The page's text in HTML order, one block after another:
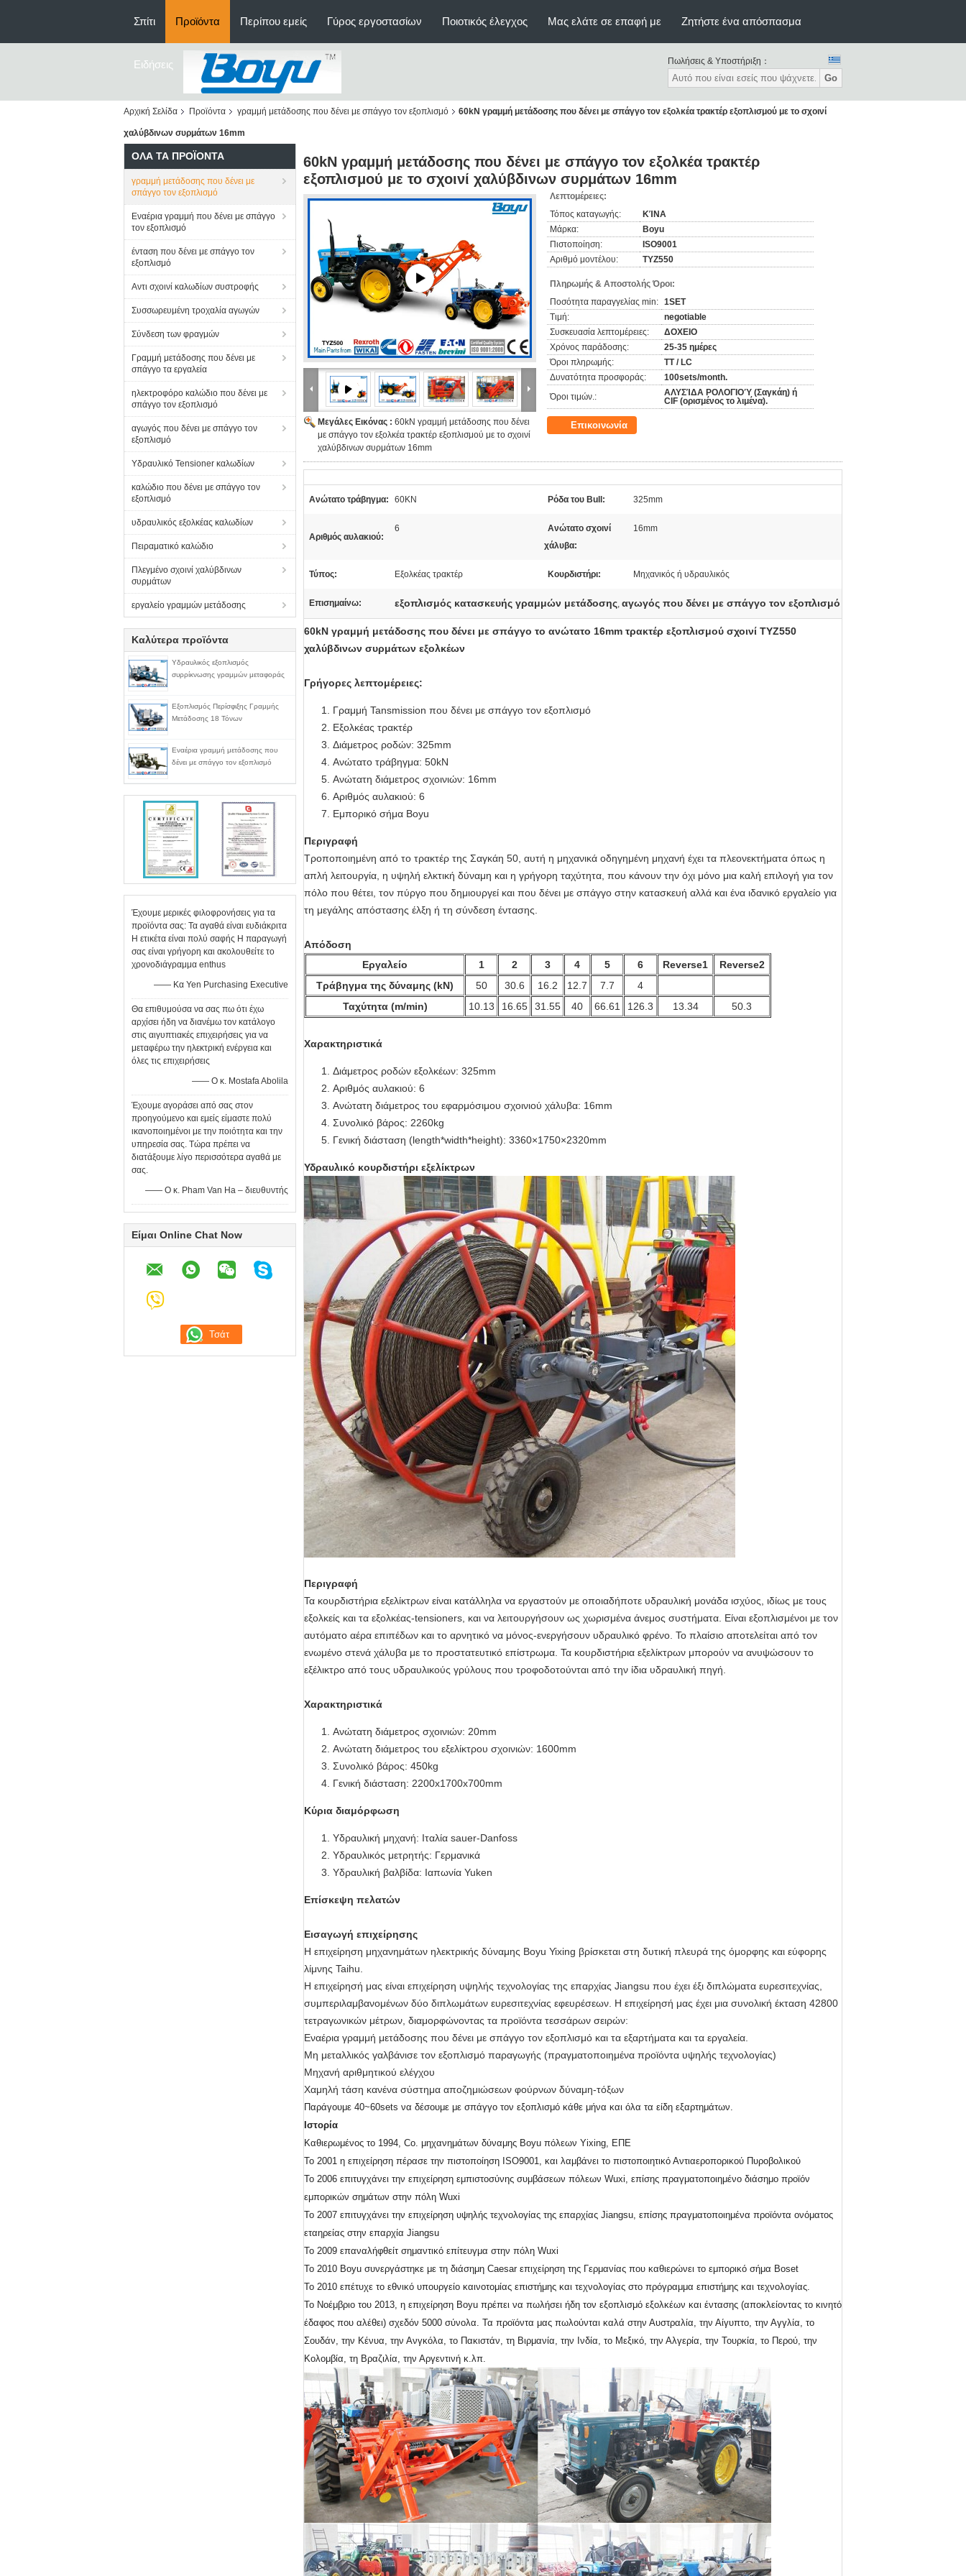
Σπίτι Προϊόντα Περίπου εμείς Γύρος εργοστασίων Ποιοτικός έλεγχος Μας ελάτε σε επαφή με Ζητήστε ένα απόσπασμα
Ειδήσεις Πωλήσεις & Υποστήριξη：
Go
Αρχική Σελίδα Προϊόντα γραμμή μετάδοσης που δένει με σπάγγο τον εξοπλισμό 60kN γραμμή μετάδοσης που δένει με σπάγγο τον εξολκέα τρακτέρ εξοπλισμού με το σχοινί
χαλύβδινων συρμάτων 16mm
ΌΛΑ ΤΑ ΠΡΟΪΌΝΤΑ
γραμμή μετάδοσης που δένει με
σπάγγο τον εξοπλισμό
Εναέρια γραμμή που δένει με σπάγγο
τον εξοπλισμό
ένταση που δένει με σπάγγο τον
εξοπλισμό
Αντι σχοινί καλωδίων συστροφής
Συσσωρευμένη τροχαλία αγωγών
Σύνδεση των φραγμών
Γραμμή μετάδοσης που δένει με
σπάγγο τα εργαλεία
ηλεκτροφόρο καλώδιο που δένει με
σπάγγο τον εξοπλισμό
αγωγός που δένει με σπάγγο τον
εξοπλισμό
Υδραυλικό Tensioner καλωδίων
καλώδιο που δένει με σπάγγο τον
εξοπλισμό
υδραυλικός εξολκέας καλωδίων
Πειραματικό καλώδιο
Πλεγμένο σχοινί χαλύβδινων
συρμάτων
εργαλείο γραμμών μετάδοσης
Καλύτερα προϊόντα
Υδραυλικός εξοπλισμός
συρρίκνωσης γραμμών μεταφοράς
Εξοπλισμός Περίσφιξης Γραμμής
Μετάδοσης 18 Τόνων
Εναέρια γραμμή μετάδοσης που
δένει με σπάγγο τον εξοπλισμό
Έχουμε μερικές φιλοφρονήσεις για τα
προϊόντα σας: Τα αγαθά είναι ευδιάκριτα
Η ετικέτα είναι πολύ σαφής Η παραγωγή
σας είναι γρήγορη και ακολουθείτε το
χρονοδιάγραμμα enthus
—— Κα Yen Purchasing Executive
Θα επιθυμούσα να σας πω ότι έχω
αρχίσει ήδη να διανέμω τον κατάλογο
στις αιγυπτιακές επιχειρήσεις για να
μεταφέρω την ηλεκτρική ενέργεια και
όλες τις επιχειρήσεις
—— Ο κ. Mostafa Abolila
Έχουμε αγοράσει από σας στον
προηγούμενο και εμείς είμαστε πολύ
ικανοποιημένοι με την ποιότητα και την
υπηρεσία σας. Τώρα πρέπει να
διατάξουμε λίγο περισσότερα αγαθά με
σας.
—— Ο κ. Pham Van Ha – διευθυντής
Είμαι Online Chat Now
60kN γραμμή μετάδοσης που δένει με σπάγγο τον εξολκέα τρακτέρ
εξοπλισμού με το σχοινί χαλύβδινων συρμάτων 16mm
Μεγάλες Εικόνας : 60kN γραμμή μετάδοσης που δένει
με σπάγγο τον εξολκέα τρακτέρ εξοπλισμού με το σχοινί
χαλύβδινων συρμάτων 16mm
Λεπτομέρειες:
Τόπος καταγωγής:
ΚΊΝΑ
Μάρκα:
Boyu
Πιστοποίηση:
ISO9001
Αριθμό μοντέλου:
TYZ550
Πληρωμής & Αποστολής Όροι:
Ποσότητα παραγγελίας min: 1SET
Τιμή:
negotiable
Συσκευασία λεπτομέρειες:
ΔΟΧΕΙΟ
Χρόνος παράδοσης:
25-35 ημέρες
Όροι πληρωμής:
TT / LC
Δυνατότητα προσφοράς:
100sets/month.
Όροι τιμών.:
ΑΛΥΣΊΔΑ ΡΟΛΟΓΙΟΎ (Σαγκάη) ή
CIF (ορισμένος το λιμένα).
Επικοινωνία
Ανώτατο τράβηγμα: 60KN Ρόδα του Bull: 325mm
Αριθμός αυλακιού:
6
Ανώτατο σχοινί
χάλυβα:
16mm
Τύπος: Εξολκέας τρακτέρ Κουρδιστήρι: Μηχανικός ή υδραυλικός
Επισημαίνω: εξοπλισμός κατασκευής γραμμών μετάδοσης, αγωγός που δένει με σπάγγο τον εξοπλισμό
60kN γραμμή μετάδοσης που δένει με σπάγγο το ανώτατο 16mm τρακτέρ εξοπλισμού σχοινί TYZ550
χαλύβδινων συρμάτων εξολκέων
Γρήγορες λεπτομέρειες:
Γραμμή Tansmission που δένει με σπάγγο τον εξοπλισμό
Εξολκέας τρακτέρ
Διάμετρος ροδών: 325mm
Ανώτατο τράβηγμα: 50kN
Ανώτατη διάμετρος σχοινιών: 16mm
Αριθμός αυλακιού: 6
Εμπορικό σήμα Boyu
Περιγραφή
Τροποποιημένη από το τρακτέρ της Σαγκάη 50, αυτή η μηχανικά οδηγημένη μηχανή έχει τα πλεονεκτήματα όπως η
απλή λειτουργία, η υψηλή ελκτική δύναμη και η γρήγορη ταχύτητα, που κάνουν την όχι μόνο μια καλή επιλογή για τον
πόλο που θέτει, τον πύργο που δημιουργεί και που δένει με σπάγγο στην κατασκευή αλλά και ένα ιδανικό εργαλείο για
τη μεγάλης απόστασης έλξη ή τη σύνδεση έντασης.
Απόδοση
Εργαλείο
1 2 3 4 5 6 Reverse1
Reverse2
Τράβηγμα της δύναμης (kN)
50 30.6 16.2 12.7 7.7
4
Ταχύτητα (m/min)
10.13 16.65 31.55 40 66.61 126.3 13.34 50.3
Χαρακτηριστικά
Διάμετρος ροδών εξολκέων: 325mm
Αριθμός αυλακιού: 6
Ανώτατη διάμετρος του εφαρμόσιμου σχοινιού χάλυβα: 16mm
Συνολικό βάρος: 2260kg
Γενική διάσταση (length*width*height): 3360×1750×2320mm
Υδραυλικό κουρδιστήρι εξελίκτρων
Περιγραφή
Τα κουρδιστήρια εξελίκτρων είναι κατάλληλα να εργαστούν με οποιαδήποτε υδραυλική μονάδα ισχύος, ιδίως με τους
εξολκείς και τα εξολκέας-tensioners, και να λειτουργήσουν ως χωρισμένα άνεμος συστήματα. Είναι εξοπλισμένοι με τον
αυτόματο αέρα επιπέδων και το αρνητικό να μόνος-ενεργήσουν υδραυλικό φρένο. Το πλαίσιο αποτελείται από τον
ενωμένο στενά χάλυβα με το προστατευτικό επίστρωμα. Τα κουρδιστήρια εξελίκτρων μπορούν να ανυψώσουν το
εξέλικτρο από τους υδραυλικούς γρύλους που τροφοδοτούνται από την ίδια υδραυλική πηγή.
Χαρακτηριστικά
Ανώτατη διάμετρος σχοινιών: 20mm
Ανώτατη διάμετρος του εξελίκτρου σχοινιών: 1600mm
Συνολικό βάρος: 450kg
Γενική διάσταση: 2200x1700x700mm
Κύρια διαμόρφωση
Υδραυλική μηχανή: Ιταλία sauer-Danfoss
Υδραυλικός μετρητής: Γερμανικά
Υδραυλική βαλβίδα: Ιαπωνία Yuken
Επίσκεψη πελατών
Εισαγωγή επιχείρησης
Η επιχείρηση μηχανημάτων ηλεκτρικής δύναμης Boyu Yixing βρίσκεται στη δυτική πλευρά της όμορφης και εύφορης
λίμνης Taihu.
Η επιχείρησή μας είναι επιχείρηση υψηλής τεχνολογίας της επαρχίας Jiangsu που έχει έξι διπλώματα ευρεσιτεχνίας,
συμπεριλαμβανομένων δύο διπλωμάτων ευρεσιτεχνίας εφευρέσεων. Η επιχείρησή μας έχει μια συνολική έκταση 42800
τετραγωνικών μέτρων, διαμορφώνοντας τα προϊόντα τεσσάρων σειρών:
Εναέρια γραμμή μετάδοσης που δένει με σπάγγο τον εξοπλισμό και τα εξαρτήματα και τα εργαλεία.
Μη μεταλλικός γαλβάνισε τον εξοπλισμό παραγωγής (πραγματοποιημένα προϊόντα υψηλής τεχνολογίας)
Μηχανή αριθμητικού ελέγχου
Χαμηλή τάση κανένα σύστημα αποζημιώσεων φούρνων δύναμη-τόξων
Παράγουμε 40~60sets να δέσουμε με σπάγγο τον εξοπλισμό κάθε μήνα και όλα τα είδη εξαρτημάτων.
Ιστορία
Καθιερωμένος το 1994, Co. μηχανημάτων δύναμης Boyu πόλεων Yixing, ΕΠΕ
Το 2001 η επιχείρηση πέρασε την πιστοποίηση ISO9001, και λαμβάνει το πιστοποιητικό Αντιαεροπορικού Πυροβολικού
Το 2006 επιτυγχάνει την επιχείρηση εμπιστοσύνης συμβάσεων πόλεων Wuxi, επίσης πραγματοποιημένο διάσημο προϊόν
εμπορικών σημάτων στην πόλη Wuxi
Το 2007 επιτυγχάνει την επιχείρηση υψηλής τεχνολογίας της επαρχίας Jiangsu, επίσης πραγματοποιημένα προϊόντα ονόματος
εταηρείας στην επαρχία Jiangsu
Το 2009 επαναλήφθείτ σημαντικό επίτευγμα στην πόλη Wuxi
Το 2010 Boyu συνεργάστηκε με τη διάσημη Caesar επιχείρηση της Γερμανίας που καθιερώνει το εμπορικό σήμα Boset
Το 2010 επέτυχε το εθνικό υπουργείο καινοτομίας επιστήμης και τεχνολογίας στο πρόγραμμα επιστήμης και τεχνολογίας.
Το Νοέμβριο του 2013, η επιχείρηση Boyu πρέπει να πωλήσει ήδη τον εξοπλισμό εξολκέων και έντασης (αποκλείοντας το κινητό
έδαφος που αλέθει) σχεδόν 5000 σύνολα. Τα προϊόντα μας πωλούνται καλά στην Αυστραλία, την Αίγυπτο, την Αγγλία, το
Σουδάν, την Κένυα, την Ανγκόλα, το Πακιστάν, τη Βιρμανία, την Ινδία, το Μεξικό, την Αλγερία, την Τουρκία, το Περού, την
Κολομβία, τη Βραζιλία, την Αργεντινή κ.λπ.